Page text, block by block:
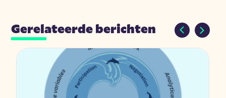
Gerelateerde berichten